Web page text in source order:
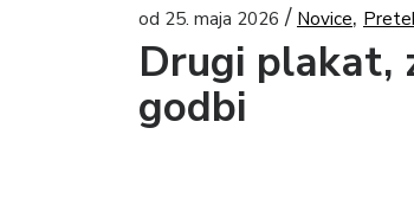
od 25. maja 2026 / Novice,
Drugi plakat,
godbi